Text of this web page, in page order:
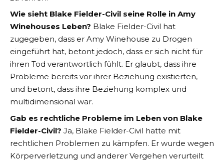
Wie sieht Blake Fielder-Civil seine Rolle in Amy
Winehouses Leben? Blake Fielder-Civil hat
zugegeben, dass er Amy Winehouse zu Drogen
eingeführt hat, betont jedoch, dass er sich nicht für
ihren Tod verantwortlich fühlt. Er glaubt, dass ihre
Probleme bereits vor ihrer Beziehung existierten,
und betont, dass ihre Beziehung komplex und
multidimensional war​​.
Gab es rechtliche Probleme im Leben von Blake
Fielder-Civil? Ja, Blake Fielder-Civil hatte mit
rechtlichen Problemen zu kämpfen. Er wurde wegen
Körperverletzung und anderer Vergehen verurteilt